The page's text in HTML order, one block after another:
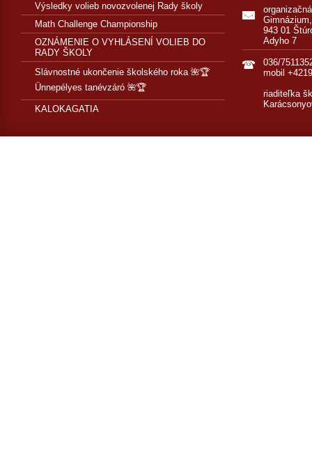
Výsledky volieb novozvolenej Rady školy
Math Challenge Championship
OZNÁMENIE O VYHLÁSENÍ VOLIEB DO
RADY ŠKOLY
Slávnostné ukončenie školského roka 🌺🏆
Ünnepélyes tanévzáró 🌺🏆
KALOKAGATIA
943 01
Adyho 7
036/
mobil
riaditeľka